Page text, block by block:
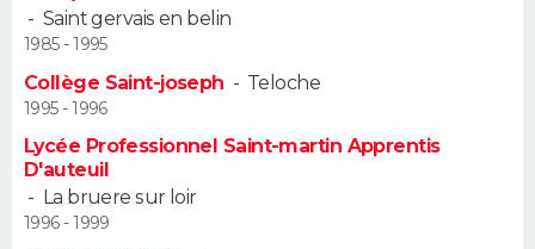
Alimentation
Guide de la santé
Maladies
Médicaments
Sommeil
VOYAGE
Destinations
City break
Voyage nature
Voyage de noces
Forum
Climat
+
PHOTO
GUIDES D'ACHAT
BONS PLANS
- Saint gervais en belin
1985 - 1995
Collège Saint-joseph - Teloche
1995 - 1996
Lycée Professionnel Saint-martin Apprentis
D'auteuil
- La bruere sur loir
1996 - 1999